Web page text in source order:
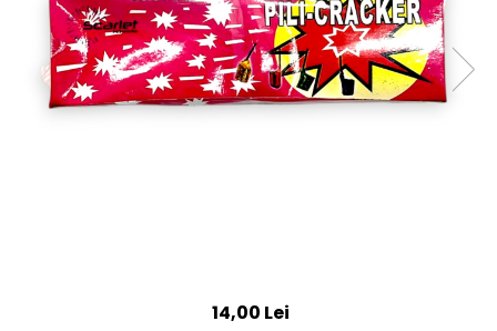
14,00 Lei